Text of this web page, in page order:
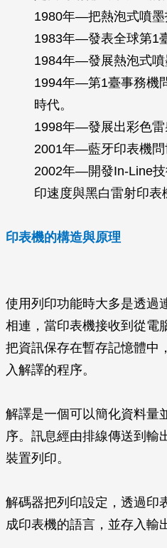
1980年—把熱泡式噴墨
1983年—發表全球第1
1984年—發展熱泡式噴
1994年—第1臺事務機
時代。
1998年—發展出彩色雷
2001年—藍牙印表機問
2002年—開發In-Line技
印速度與黑白雷射印表
印表機的構造與原理
使用列印功能時大多是透過
相連，當印表機接收到從電
把資訊保存在暫存記憶體中
入解譯的程序。
解譯是一個可以簡化資料量
序。訊息經由排線傳送到輸
裝置列印。
解碼器把列印設定，透過印
成印表機的語言，並存入輸